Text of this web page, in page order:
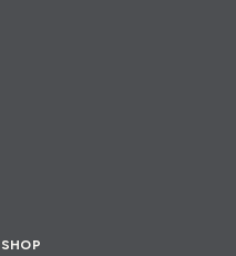
SHOP